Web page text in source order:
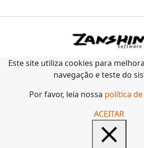
Este site utiliza cookies para
navegação e teste do
Por favor, leia nossa política
ACEITAR